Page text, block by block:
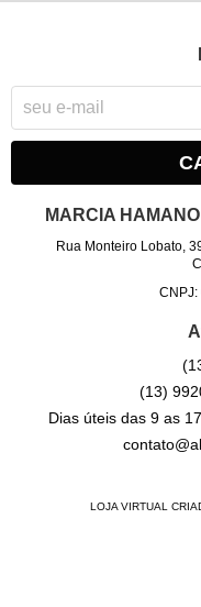
MARCIA
Rua Monteiro Lobato,
(13)
Dias úteis das 9 as
LOJA VIRTUAL